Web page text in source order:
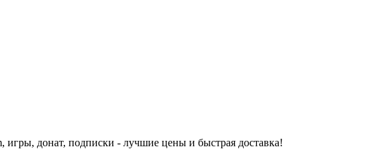
донат, подписки - лучшие цены и быстрая доставка!